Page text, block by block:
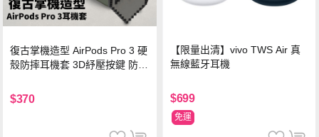
復古掌機造型 AirPods Pro 3 硬
殼防摔耳機套 3D紓壓按鍵 防開
$370
【限量出清】vivo TWS Air 真
無線藍牙耳機
$699
免運